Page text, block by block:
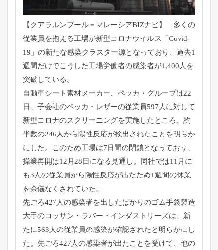
【クアラルンプール＝マレーシアBIZナビ】 多くの
従業員を抱える工場が新型コロナウイルス「Covid-
19」の新たな感染クラスター源となっており、過去1
週間だけでこうした工場労働者の感染者が1,400人を
突破している。
自動車シート素材メーカー、ペッカ・グループは22
日、子会社のペッカ・レザーの従業員597人に対して
新型コロナのスクリーニングを実施したところ、約
半数の246人から陽性反応が検出されたことを明らか
にした。このため工場は7日間の閉鎖となっており、
操業再開は12月28日になる見通し。同社では11月に
も3人の従業員から陽性反応が出たため1週間の休業
を余儀なくされていた。
先ごろ427人の感染者を出したばかりのゴム手袋製造
大手のコッサン・ラバー・インダストリーズは、新
たに563人の従業員の感染が確認されたと明らかにし
た。先ごろ427人の感染者が出たことを受けて、他の